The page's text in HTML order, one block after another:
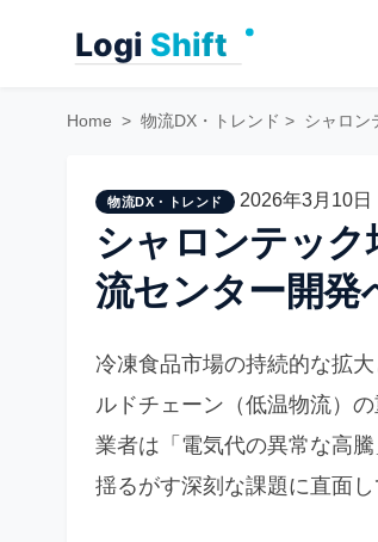
Home > 物流DX・トレンド > シャロン
物流DX・トレンド 2026年3月10日
シャロンテッ
流センター開発
冷凍食品市場の持続的な拡
ルドチェーン（低温物流）
業者は「電気代の異常な高
揺るがす深刻な課題に直面し